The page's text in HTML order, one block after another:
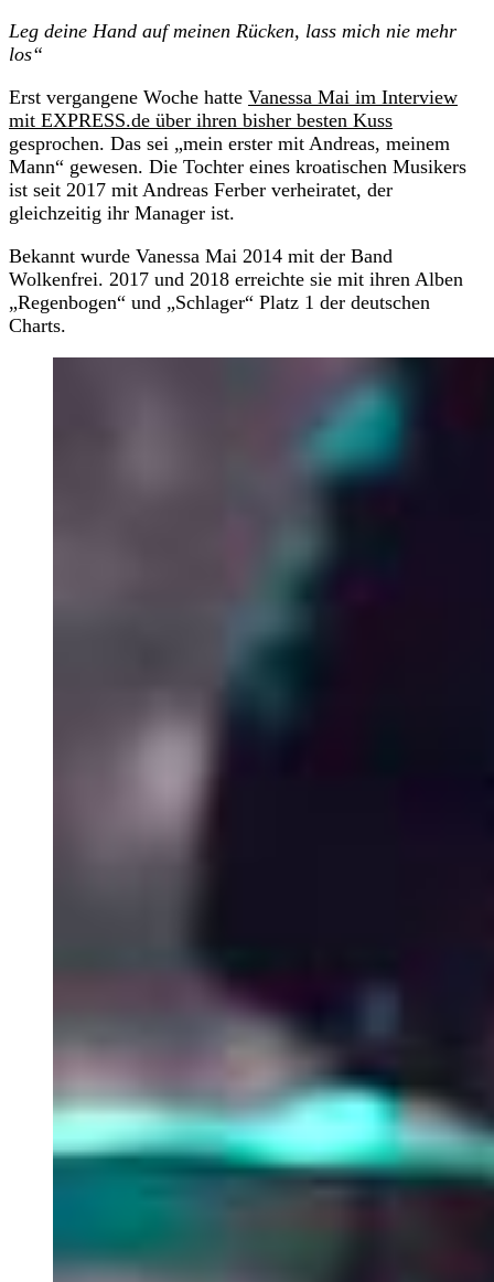
Leg deine Hand auf meinen Rücken, lass mich nie mehr
los“
Erst vergangene Woche hatte Vanessa Mai im Interview
mit EXPRESS.de über ihren bisher besten Kuss
gesprochen. Das sei „mein erster mit Andreas, meinem
Mann“ gewesen. Die Tochter eines kroatischen Musikers
ist seit 2017 mit Andreas Ferber verheiratet, der
gleichzeitig ihr Manager ist.
Bekannt wurde Vanessa Mai 2014 mit der Band
Wolkenfrei. 2017 und 2018 erreichte sie mit ihren Alben
„Regenbogen“ und „Schlager“ Platz 1 der deutschen
Charts.